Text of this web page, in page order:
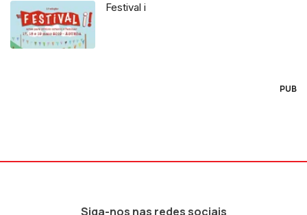
Festival i
PUB
Siga-nos nas redes sociais